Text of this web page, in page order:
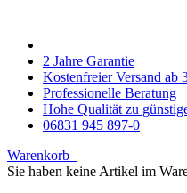
2 Jahre Garantie
Kostenfreier Versand ab
Professionelle Beratung
Hohe Qualität zu
06831 945 897-0
Warenkorb
Sie haben keine Artikel im